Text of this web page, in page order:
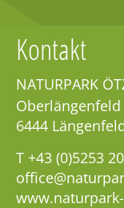
Kontakt
NATURPARK
Oberlängenfeld
6444
T +43 (0)5253